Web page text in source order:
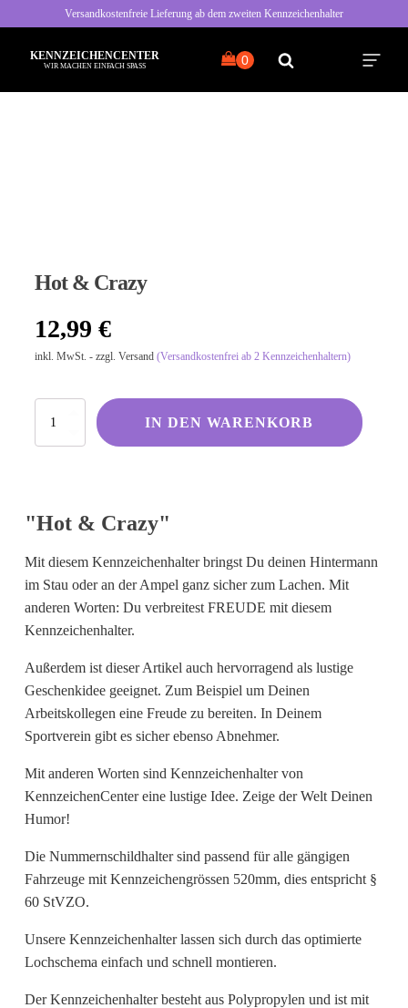
Versandkostenfreie Lieferung ab dem zweiten Kennzeichenhalter
KENNZEICHENCENTER
WIR MACHEN EINFACH SPASS
Freche Sprüche
Nette Sprüche
Kölsche Sprüche
Hessisch gebabbelt
Englisch
I Love...
Ich komme aus und bin...
Fußball
Fliegerwelt
Hot & Crazy
12,99 €
inkl. MwSt. - zzgl. Versand (Versandkostenfrei ab 2 Kennzeichenhaltern)
Crazy
IN DEN WARENKORB
"Hot & Crazy"
Mit diesem Kennzeichenhalter bringst Du deinen Hintermann
im Stau oder an der Ampel ganz sicher zum Lachen. Mit
anderen Worten: Du verbreitest FREUDE mit diesem
Kennzeichenhalter.
Außerdem ist dieser Artikel auch hervorragend als lustige
Geschenkidee geeignet. Zum Beispiel um Deinen
Arbeitskollegen eine Freude zu bereiten. In Deinem
Sportverein gibt es sicher ebenso Abnehmer.
Mit anderen Worten sind Kennzeichenhalter von
KennzeichenCenter eine lustige Idee. Zeige der Welt Deinen
Humor!
Die Nummernschildhalter sind passend für alle gängigen
Fahrzeuge mit Kennzeichengrössen 520mm, dies entspricht §
60 StVZO.
Unsere Kennzeichenhalter lassen sich durch das optimierte
Lochschema einfach und schnell montieren.
Der Kennzeichenhalter besteht aus Polypropylen und ist mit